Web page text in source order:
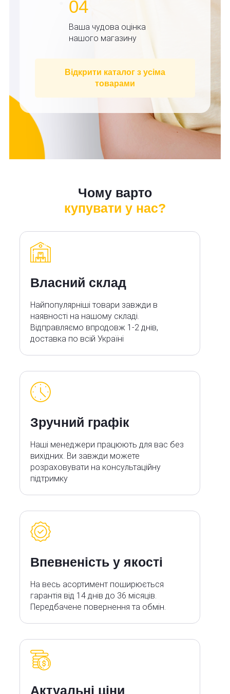
04
Ваша чудова оцінка
нашого магазину
Відкрити каталог з усіма
товарами
Чому варто
купувати у нас?
Власний склад
Найпопулярніші товари завжди в
наявності на нашому складі.
Відправляємо впродовж 1-2 днів,
доставка по всій Україні
Зручний графік
Наші менеджери працюють для вас без
вихідних. Ви завжди можете
розраховувати на консультаційну
підтримку
Впевненість у якості
На весь асортимент поширюється
гарантія від 14 днів до 36 місяців.
Передбачене повернення та обмін.
Актуальні ціни